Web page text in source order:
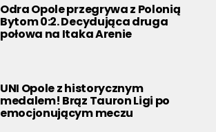
Odra Opole przegrywa z Polonią
Bytom 0:2. Decydująca druga
połowa na Itaka Arenie
UNI Opole z historycznym
medalem! Brąz Tauron Ligi po
emocjonującym meczu